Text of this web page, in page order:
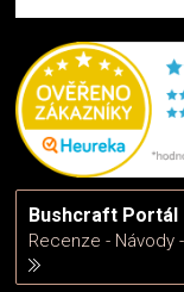
Bushcraft Portál
Recenze - Návody